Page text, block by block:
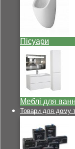
Пісуари
Меблі для
Товари для дому